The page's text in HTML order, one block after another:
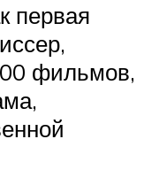
первая
фильмов,